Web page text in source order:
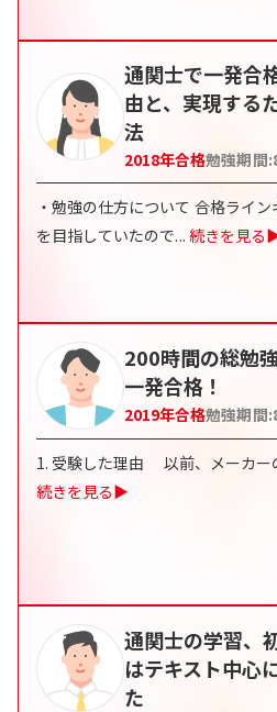
通関士で一発合
由と、実現する
法
2018年合格勉強期間:
・勉強の仕方について 合格ライ
を目指していたので... 続きを見る
200時間の総勉
一発合格！
2019年合格勉強期間:
1. 受験した理由 以前、メーカー
続きを見る▶
通関士の学習、
はテキスト中心
た